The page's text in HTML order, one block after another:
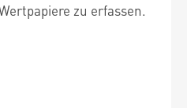
zu erfassen.